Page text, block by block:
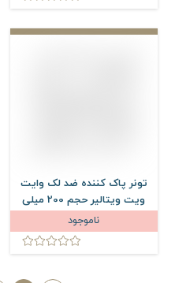
تونر پاک کننده ضد لک وایت
ویت ویتالیر حجم 200 میلی
لیتر
ناموجود